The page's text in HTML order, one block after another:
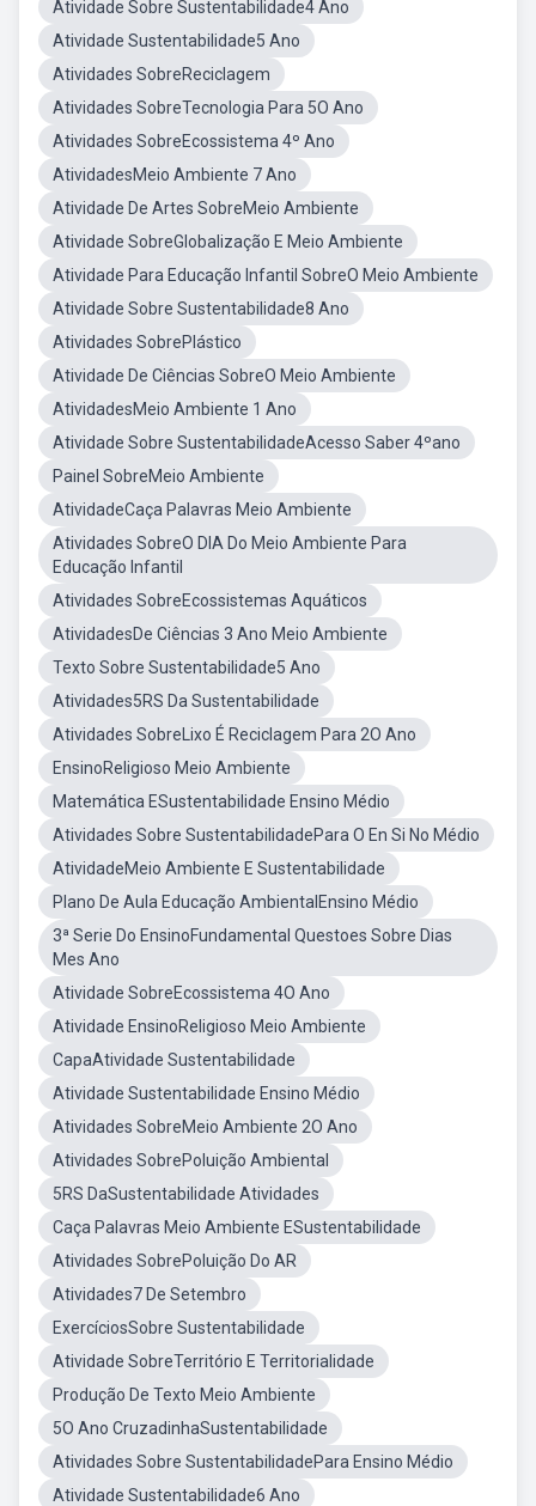
Atividade Sobre Sustentabilidade4 Ano
Atividade Sustentabilidade5 Ano
Atividades SobreReciclagem
Atividades SobreTecnologia Para 5O Ano
Atividades SobreEcossistema 4º Ano
AtividadesMeio Ambiente 7 Ano
Atividade De Artes SobreMeio Ambiente
Atividade SobreGlobalização E Meio Ambiente
Atividade Para Educação Infantil SobreO Meio Ambiente
Atividade Sobre Sustentabilidade8 Ano
Atividades SobrePlástico
Atividade De Ciências SobreO Meio Ambiente
AtividadesMeio Ambiente 1 Ano
Atividade Sobre SustentabilidadeAcesso Saber 4ºano
Painel SobreMeio Ambiente
AtividadeCaça Palavras Meio Ambiente
Atividades SobreO DIA Do Meio Ambiente Para
Educação Infantil
Atividades SobreEcossistemas Aquáticos
AtividadesDe Ciências 3 Ano Meio Ambiente
Texto Sobre Sustentabilidade5 Ano
Atividades5RS Da Sustentabilidade
Atividades SobreLixo É Reciclagem Para 2O Ano
EnsinoReligioso Meio Ambiente
Matemática ESustentabilidade Ensino Médio
Atividades Sobre SustentabilidadePara O En Si No Médio
AtividadeMeio Ambiente E Sustentabilidade
Plano De Aula Educação AmbientalEnsino Médio
3ª Serie Do EnsinoFundamental Questoes Sobre Dias
Mes Ano
Atividade SobreEcossistema 4O Ano
Atividade EnsinoReligioso Meio Ambiente
CapaAtividade Sustentabilidade
Atividade Sustentabilidade Ensino Médio
Atividades SobreMeio Ambiente 2O Ano
Atividades SobrePoluição Ambiental
5RS DaSustentabilidade Atividades
Caça Palavras Meio Ambiente ESustentabilidade
Atividades SobrePoluição Do AR
Atividades7 De Setembro
ExercíciosSobre Sustentabilidade
Atividade SobreTerritório E Territorialidade
Produção De Texto Meio Ambiente
5O Ano CruzadinhaSustentabilidade
Atividades Sobre SustentabilidadePara Ensino Médio
Atividade Sustentabilidade6 Ano